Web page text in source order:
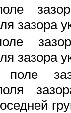
зазора
зазора
поля